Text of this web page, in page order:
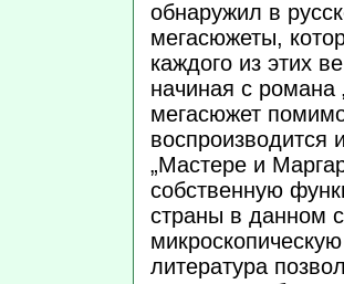
обнаружил в
мегасюжеты,
каждого из этих
начиная с романа
мегасюжет
воспроизводится
„Мастере и
собственную
страны в данном
литература